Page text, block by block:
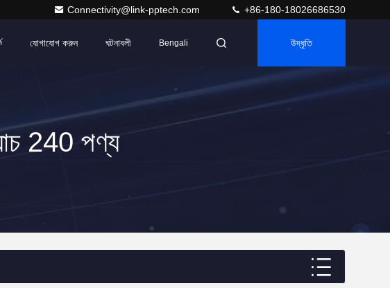
Connectivity@link-pptech.com +86-180-18026686530
যোগাযোগ করুন ঘটনাবলী Bengali উদ্ধৃতি
240 পণ্য